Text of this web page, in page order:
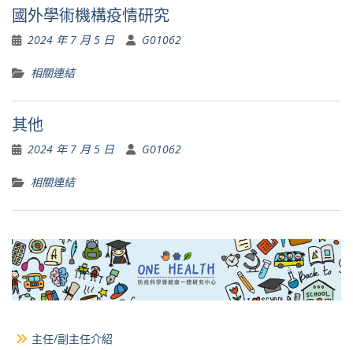
國外學術機構疫情研究
2024 年 7 月 5 日 G01062
相關連結
其他
2024 年 7 月 5 日 G01062
相關連結
主任/副主任介紹